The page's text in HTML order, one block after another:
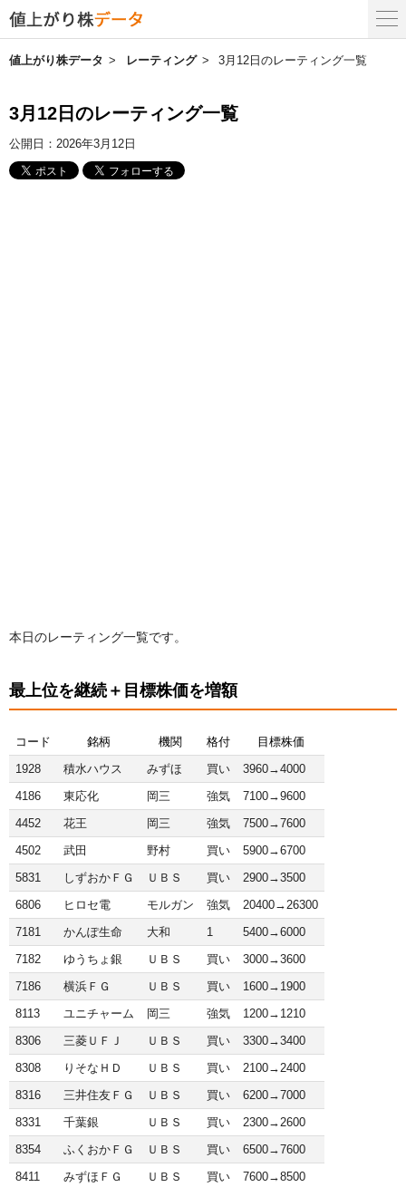
値上がり株データ レーティング 3月12日のレーティング一覧
3月12日のレーティング一覧
公開日： 2026年3月12日
本日のレーティング一覧です。
最上位を継続＋目標株価を増額
コード 銘柄 機関 格付
目標株価
1928
積水ハウス みずほ 買い
3960→4000
4186
東応化 岡三 強気
7100→9600
4452
花王 岡三 強気
7500→7600
4502
武田 野村 買い
5900→6700
5831
しずおかＦＧ ＵＢＳ 買い
2900→3500
6806
ヒロセ電 モルガン 強気
20400→26300
7181
かんぽ生命 大和 1
5400→6000
7182
ゆうちょ銀 ＵＢＳ 買い
3000→3600
7186
横浜ＦＧ ＵＢＳ 買い
1600→1900
8113
ユニチャーム 岡三 強気
1200→1210
8306
三菱ＵＦＪ ＵＢＳ 買い
3300→3400
8308
りそなＨＤ ＵＢＳ 買い
2100→2400
8316
三井住友ＦＧ ＵＢＳ 買い
6200→7000
8331
千葉銀 ＵＢＳ 買い
2300→2600
8354
ふくおかＦＧ ＵＢＳ 買い
6500→7600
8411
みずほＦＧ ＵＢＳ 買い
7600→8500